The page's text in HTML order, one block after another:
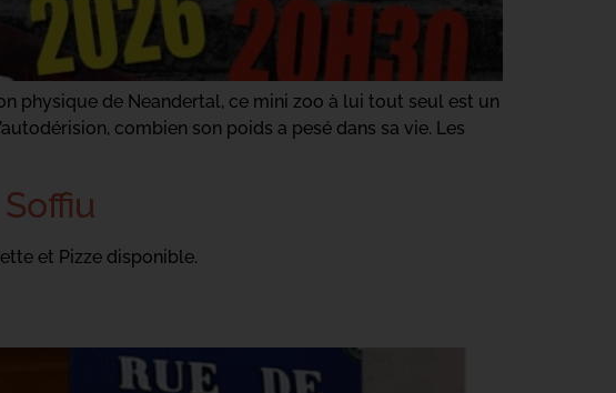
physique de Neandertal, ce mini zoo à lui tout seul est un
combien son poids a pesé dans sa vie. Les
et Pizze disponible.